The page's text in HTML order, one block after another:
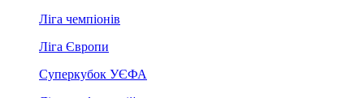
Ліга чемпіонів
Ліга Європи
Суперкубок УЄФА